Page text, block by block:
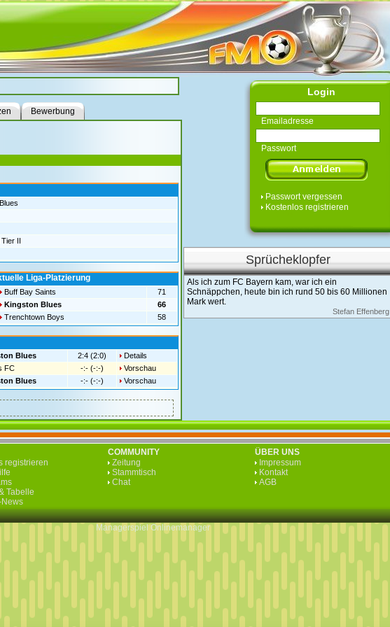
Bewerbung
II
Liga-Platzierung
Buff Bay Saints
71
Kingston Blues
66
Trenchtown Boys 58
Blues 2:4 (2:0)
Details
FC -:- (-:-)
Vorschau
Blues -:- (-:-) Vorschau
Login
Emailadresse
Passwort
Passwort vergessen
Kostenlos registrieren
Sprücheklopfer
Als ich zum FC Bayern kam, war ich ein
Schnäppchen, heute bin ich rund 50 bis 60 Millionen
Mark wert.
Stefan Effenberg
registrieren
Tabelle
News
COMMUNITY
Zeitung
Stammtisch
Chat
ÜBER UNS
Impressum
Kontakt
AGB
Managerspiel Onlinemanager